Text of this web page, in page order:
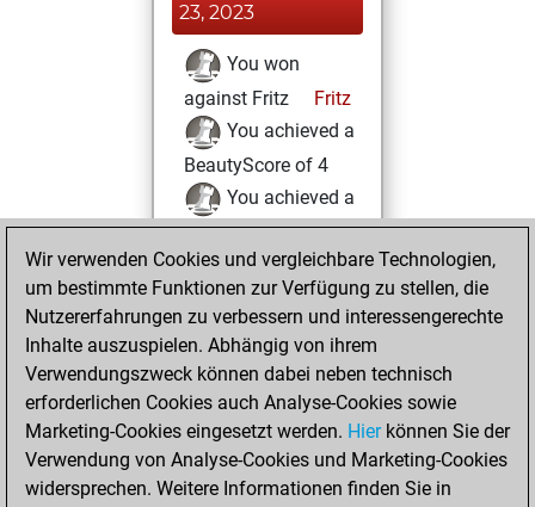
23, 2023
You won
against Fritz
Fritz
You achieved a
BeautyScore of 4
You achieved a
new Elo of 1614
Samstag, Juli 16,
2022
You created
your Studies account
Studies
Dienstag,
Januar 19, 2021
Wir verwenden Cookies und vergleichbare Technologien,
um bestimmte Funktionen zur Verfügung zu stellen, die
Nutzererfahrungen zu verbessern und interessengerechte
Inhalte auszuspielen. Abhängig von ihrem
Verwendungszweck können dabei neben technisch
erforderlichen Cookies auch Analyse-Cookies sowie
Marketing-Cookies eingesetzt werden. Hierkönnen Sie der
Verwendung von Analyse-Cookies und Marketing-Cookies
widersprechen. Weitere Informationen finden Sie in